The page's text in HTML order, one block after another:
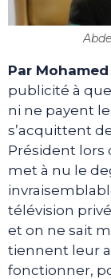
Par Mohamed
publicité à
ni ne payent
s’acquittent
Président lors
met à nu le
télévision
et on ne sait
tiennent leur
fonctionner,